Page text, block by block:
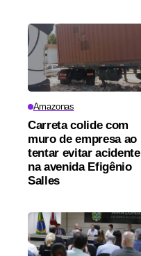
Amazonas
Carreta colide com
muro de empresa ao
tentar evitar acidente
na avenida Efigênio
Salles